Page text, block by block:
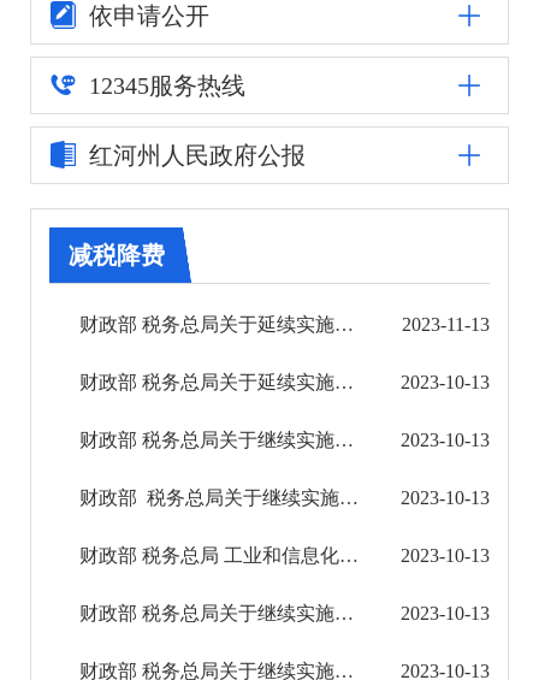
自然资源
公安司法
重点领域信息公开
权责清单
乡村振兴
医疗卫生
依申请公开
12345服务热线
红河州人民政府公报
减税降费
财政部 税务总局关于延续实施医疗服务免征增值税等政策的公告 2023-11-13
财政部 税务总局关于延续实施支持文化企业发展增值税政策的公告 2023-10-13
财政部 税务总局关于继续实施企业改制重组有关土地增值税政策的公告 2023-10-13
财政部 税务总局关于继续实施农村饮水安全工程税收优惠政策的公告 2023-10-13
财政部 税务总局 工业和信息化部关于继续对挂车减征车辆购置税的公告 2023-10-13
财政部 税务总局关于继续实施企业、事业单位改制重组有关契税政策的公告 2023-10-13
财政部 税务总局关于继续实施高校学生公寓房产税、印花税政策的公告 2023-10-13